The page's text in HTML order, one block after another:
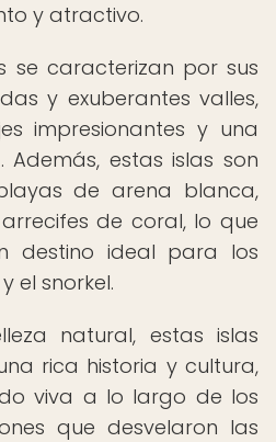
y atractivo.
se caracterizan por sus
y exuberantes valles,
impresionantes y una
Además, estas islas son
de arena blanca,
de coral, lo que
destino ideal para los
el snorkel.
natural, estas islas
rica historia y cultura,
viva a lo largo de los
que desvelaron las